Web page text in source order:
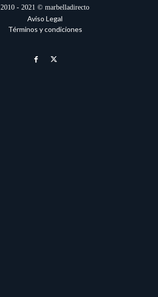
2010 - 2021 © marbelladirecto
Aviso Legal
Términos y condiciones